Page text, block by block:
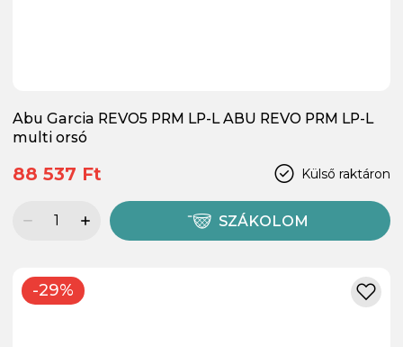
Abu Garcia REVO5 PRM LP-L ABU REVO PRM LP-L
multi orsó
Külső raktáron
88 537 Ft
SZÁKOLOM
-29%